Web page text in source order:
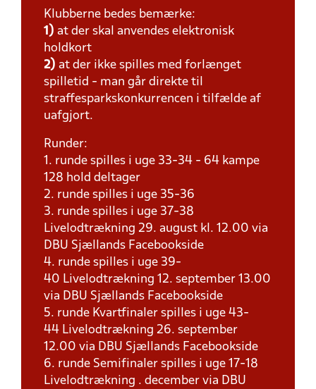
Klubberne bedes bemærke:
1) at der skal anvendes elektronisk
holdkort
2) at der ikke spilles med forlænget
spilletid - man går direkte til
straffesparkskonkurrencen i tilfælde af
uafgjort.
Runder:
1. runde spilles i uge 33-34 - 64 kampe
128 hold deltager
2. runde spilles i uge 35-36
3. runde spilles i uge 37-38
Livelodtrækning 29. august kl. 12.00 via
DBU Sjællands Facebookside
4. runde spilles i uge 39-
40 Livelodtrækning 12. september 13.00
via DBU Sjællands Facebookside
5. runde Kvartfinaler spilles i uge 43-
44 Livelodtrækning 26. september
12.00 via DBU Sjællands Facebookside
6. runde Semifinaler spilles i uge 17-18
Livelodtrækning . december via DBU